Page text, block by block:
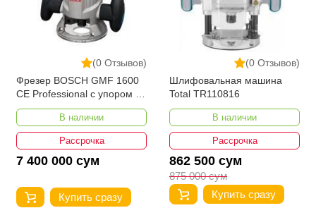
(0 Отзывов)
Фрезер BOSCH GMF 1600
CE Professional с упором +
L-Boxx
В наличии
Рассрочка
7 400 000 сум
Купить сразу
(0 Отзывов)
Шлифовальная машина
Total TR110816
В наличии
Рассрочка
862 500 сум
875 000 сум
Купить сразу